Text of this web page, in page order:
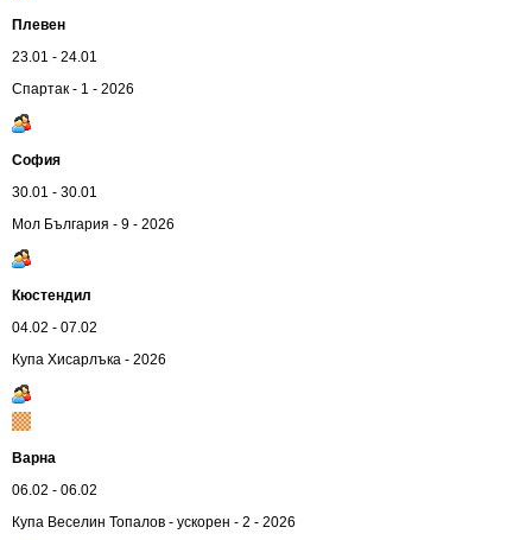
Плевен
23.01 - 24.01
Спартак - 1 - 2026
София
30.01 - 30.01
Мол България - 9 - 2026
Кюстендил
04.02 - 07.02
Купа Хисарлъка - 2026
Варна
06.02 - 06.02
Купа Веселин Топалов - ускорен - 2 - 2026